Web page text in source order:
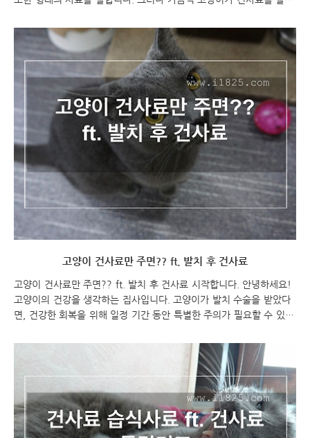
겠습니다. "고양이가 건사료를 안먹는 경우 다양한 원인이 있을 수 있
습니다. 건사료를 먹지 않는 고양이의 건강을 위해서는 그 원인을 파
악하고 대처하는 것이 중요합니다. 아래에서 몇 가지 가능한 원인과 대
처 방법을 살펴보겠습니다. 고양이 건사료 뜻 ft. 건사료 안먹는 고양
이 고양이 건사료 고양이 건사료 뜻 고양이 건사료란?? 고양이 건사료
는 습기를 제거하여 오랫동안 보관할 수 있는 건조한 형태의 고양이
사료를 말합니다. 건사료는 주로..
고양이 건사료만 주면?? ft. 발치 후 건사료
고양이 건사료만 주면?? ft. 발치 후 건사료 시작합니다. 안녕하세요!
고양이의 건강을 생각하는 집사입니다. 고양이가 발치 수술을 받았다
면, 건강한 회복을 위해 일정 기간 동안 특별한 주의가 필요할 수 있습
대한 관리가 중요합니다. 건강한 고양이의 식이 관리를 위해 건강한 사
료를 선택하는 것이 중요합니다. 발치 수술 후에는 부드럽고 쉽게 씹
을 수 있는 건사료를 고르는 것이 좋습니다. 식이섬유 함유량이 높고,
물이 충분히 함유된 사료를 선택하면 좋습니다. 또한, 발치 후에는 식
사를 더 자주 나눠주는 것이 좋을 수도 있습니다. 고양이의 건강을 위
해서는 수의사의 조언에 따라 건강한 사료를 선택하고, 식사를 관리하